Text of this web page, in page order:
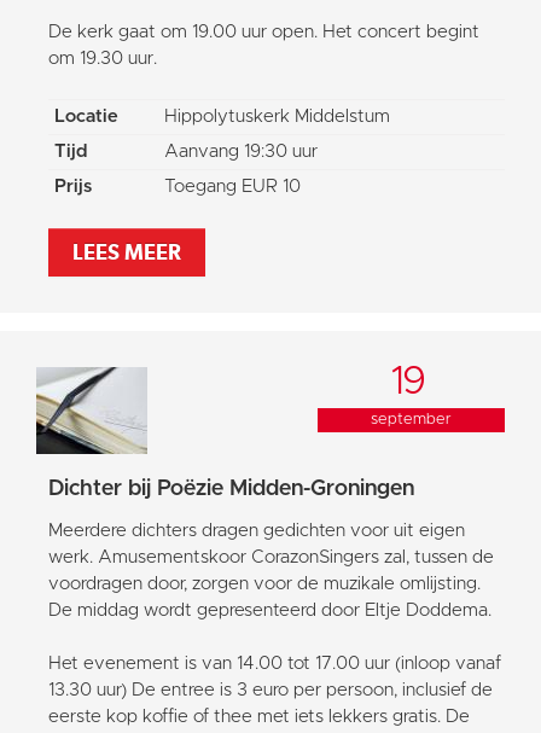
De kerk gaat om 19.00 uur open. Het concert begint
om 19.30 uur.
Locatie
Hippolytuskerk Middelstum
Tijd
Aanvang 19:30 uur
Prijs
Toegang EUR 10
LEES MEER
19
september
Dichter bij Poëzie Midden-Groningen
Meerdere dichters dragen gedichten voor uit eigen
werk. Amusementskoor CorazonSingers zal, tussen de
voordragen door, zorgen voor de muzikale omlijsting.
De middag wordt gepresenteerd door Eltje Doddema.
Het evenement is van 14.00 tot 17.00 uur (inloop vanaf
13.30 uur) De entree is 3 euro per persoon, inclusief de
eerste kop koffie of thee met iets lekkers gratis. De